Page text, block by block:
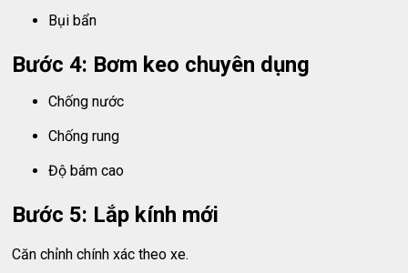
Bụi bẩn
Bước 4: Bơm keo chuyên dụng
Chống nước
Chống rung
Độ bám cao
Bước 5: Lắp kính mới
Căn chỉnh chính xác theo xe.